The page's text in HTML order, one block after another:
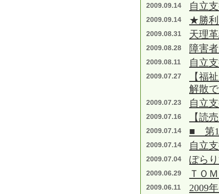
2009.09.14 自立
2009.09.14 ★勝
2009.08.31 天理
2009.08.28 障害
2009.08.11 自立
2009.07.27
【福
解散
2009.07.23 自立
2009.07.16 【読
2009.07.14 ■ 第
2009.07.14 自立
2009.07.04 ぽら
2009.06.29 ＴＯ
2009.06.11 2009